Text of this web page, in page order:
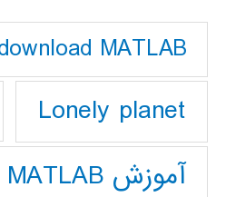
MATLAB
Lonely planet
آموزش MATLAB